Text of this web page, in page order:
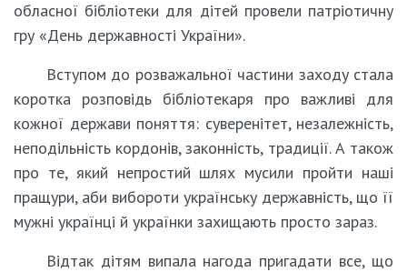
обласної бібліотеки для дітей провели патріотичну
гру «День державності України».
Вступом до розважальної частини заходу стала
коротка розповідь бібліотекаря про важливі для
кожної держави поняття: суверенітет, незалежність,
неподільність кордонів, законність, традиції. А також
про те, який непростий шлях мусили пройти наші
пращури, аби вибороти українську державність, що її
мужні українці й українки захищають просто зараз.
Відтак дітям випала нагода пригадати все, що